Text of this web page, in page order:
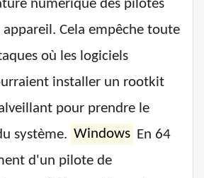
numérique des pilotes
Cela empêche toute
où les logiciels
installer un rootkit
pour prendre le
système. Windows En 64
d'un pilote de